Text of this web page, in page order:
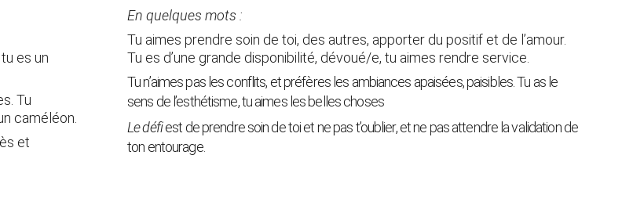
es un
Tu
caméléon.
et
En quelques mots :
Tu aimes prendre soin de toi, des autres, apporter du positif et de l’amour.
Tu es d’une grande disponibilité, dévoué/e, tu aimes rendre service.
Tu n’aimes pas les conflits, et préfères les ambiances apaisées, paisibles. Tu as le
sens de l’esthétisme, tu aimes les belles choses
Le défi est de prendre soin de toi et ne pas t’oublier, et ne pas attendre la validation de
ton entourage.